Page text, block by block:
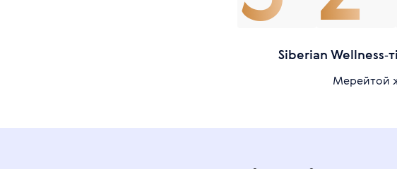
Siberian
Мерейтой